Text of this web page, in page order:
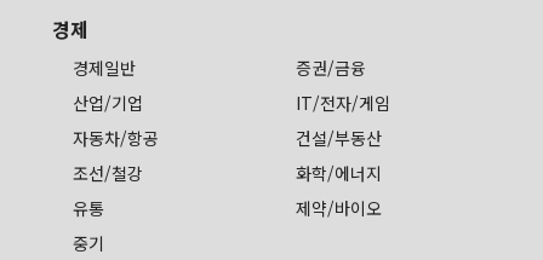
경제
경제일반
증권/금융
산업/기업
IT/전자/게임
자동차/항공
건설/부동산
조선/철강
화학/에너지
유통
제약/바이오
중기